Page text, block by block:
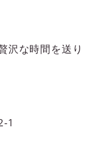
沢な時間を送り
1